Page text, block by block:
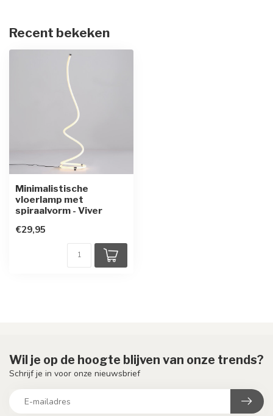
Recent bekeken
Minimalistische
vloerlamp met
spiraalvorm - Viver
€29,95
Wil je op de hoogte blijven van onze trends?
Schrijf je in voor onze nieuwsbrief